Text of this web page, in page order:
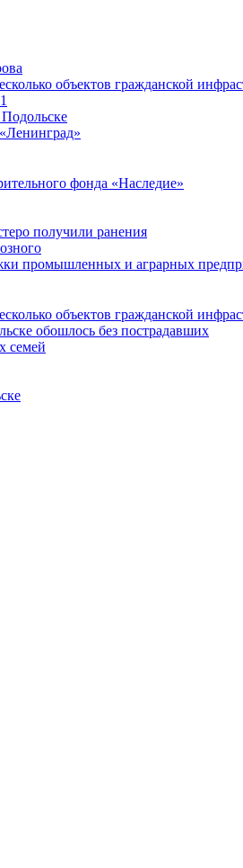
объектов гражданской
фонда «Наследие»
получили ранения
промышленных и аграрных
объектов гражданской
обошлось без пострадавших
семей